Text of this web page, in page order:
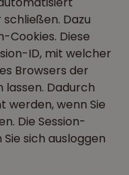
Dazu
Cookies. Diese
ID, mit welcher
Browsers der
lassen. Dadurch
werden, wenn Sie
Die Session-
sich ausloggen